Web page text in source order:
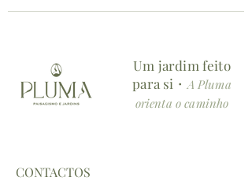
Conteúdo da ficha:
essenciais
・Cuidados e manutenção
detalhados
(onde colocar, como usar e que
Um jardim feito
para si・ A Pluma
orienta o caminho
CONTACTOS